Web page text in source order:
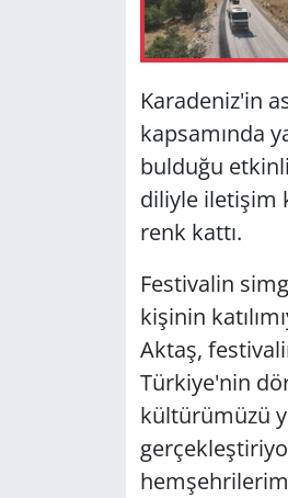
Karadeniz'in
kapsamında
bulduğu
diliyle iletişim
renk kattı.
Festivalin
kişinin
Aktaş,
Türkiye'nin
kültürümüzü